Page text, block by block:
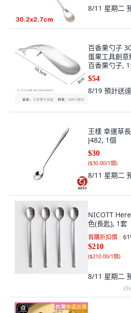
8/11 星期二
百香果勺子
蛋果工具創
百香果勺子,
$54
8/19 預計送達
王樣 幸運草
J482, 1個
$30
($30.00/1個)
8/11 星期二
NICOTT
色(長匙), 1套
首購折扣價 61
$210
($210.00/1個)
8/11 星期二
(5)